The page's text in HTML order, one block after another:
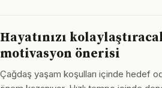
Hayatınızı
motivasyon önerisi
Çağdaş yaşam koşulları içinde hedef